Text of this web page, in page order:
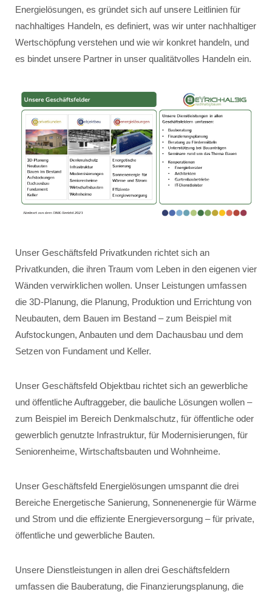
Energielösungen, es gründet sich auf unsere Leitlinien für
nachhaltiges Handeln, es definiert, was wir unter nachhaltiger
Wertschöpfung verstehen und wie wir konkret handeln, und
es bindet unsere Partner in unser qualitätvolles Handeln ein.
Unser Geschäftsfeld Privatkunden richtet sich an
Privatkunden, die ihren Traum vom Leben in den eigenen vier
Wänden verwirklichen wollen. Unser Leistungen umfassen
die 3D-Planung, die Planung, Produktion und Errichtung von
Neubauten, dem Bauen im Bestand – zum Beispiel mit
Aufstockungen, Anbauten und dem Dachausbau und dem
Setzen von Fundament und Keller.
Unser Geschäftsfeld Objektbau richtet sich an gewerbliche
und öffentliche Auftraggeber, die bauliche Lösungen wollen –
zum Beispiel im Bereich Denkmalschutz, für öffentliche oder
gewerblich genutzte Infrastruktur, für Modernisierungen, für
Seniorenheime, Wirtschaftsbauten und Wohnheime.
Unser Geschäftsfeld Energielösungen umspannt die drei
Bereiche Energetische Sanierung, Sonnenenergie für Wärme
und Strom und die effiziente Energieversorgung – für private,
öffentliche und gewerbliche Bauten.
Unsere Dienstleistungen in allen drei Geschäftsfeldern
umfassen die Bauberatung, die Finanzierungsplanung, die